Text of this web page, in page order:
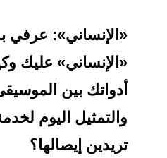
«الإنساني»: عرفي
«الإنساني» عليك
أدواتك بين
والتمثيل اليوم
تريدين إيصالها؟